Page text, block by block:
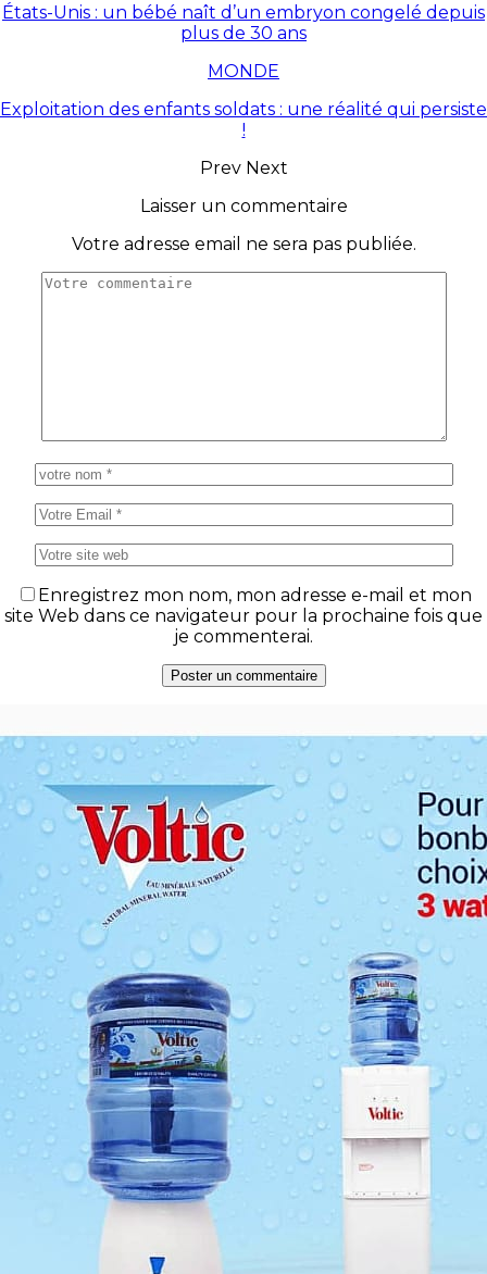
États-Unis : un bébé naît d’un embryon congelé depuis
plus de 30 ans
MONDE
Exploitation des enfants soldats : une réalité qui persiste
!
Prev Next
Laisser un commentaire
Votre adresse email ne sera pas publiée.
Enregistrez mon nom, mon adresse e-mail et mon
site Web dans ce navigateur pour la prochaine fois que
je commenterai.